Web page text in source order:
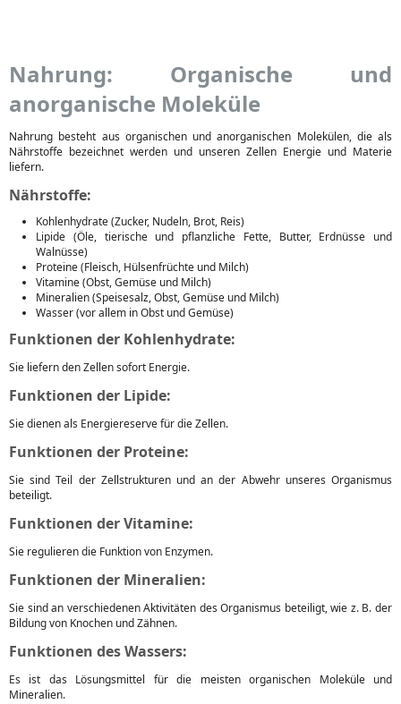
Nahrung: Organische und
anorganische Moleküle
Nahrung besteht aus organischen und anorganischen Molekülen, die als
Nährstoffe bezeichnet werden und unseren Zellen Energie und Materie
liefern.
Nährstoffe:
Kohlenhydrate (Zucker, Nudeln, Brot, Reis)
Lipide (Öle, tierische und pflanzliche Fette, Butter, Erdnüsse und
Walnüsse)
Proteine (Fleisch, Hülsenfrüchte und Milch)
Vitamine (Obst, Gemüse und Milch)
Mineralien (Speisesalz, Obst, Gemüse und Milch)
Wasser (vor allem in Obst und Gemüse)
Funktionen der Kohlenhydrate:
Sie liefern den Zellen sofort Energie.
Funktionen der Lipide:
Sie dienen als Energiereserve für die Zellen.
Funktionen der Proteine:
Sie sind Teil der Zellstrukturen und an der Abwehr unseres Organismus
beteiligt.
Funktionen der Vitamine:
Sie regulieren die Funktion von Enzymen.
Funktionen der Mineralien:
Sie sind an verschiedenen Aktivitäten des Organismus beteiligt, wie z. B. der
Bildung von Knochen und Zähnen.
Funktionen des Wassers:
Es ist das Lösungsmittel für die meisten organischen Moleküle und
Mineralien.